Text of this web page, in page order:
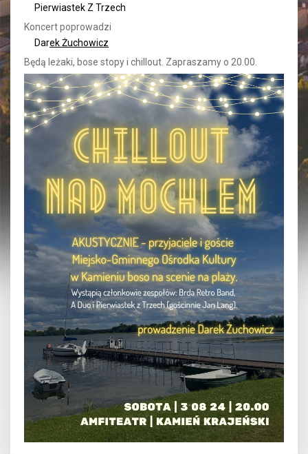
Pierwiastek Z Trzech
Koncert poprowadzi
Darek Żuchowicz
Będą leżaki, bose stopy i chillout. Zapraszamy o 20.00.